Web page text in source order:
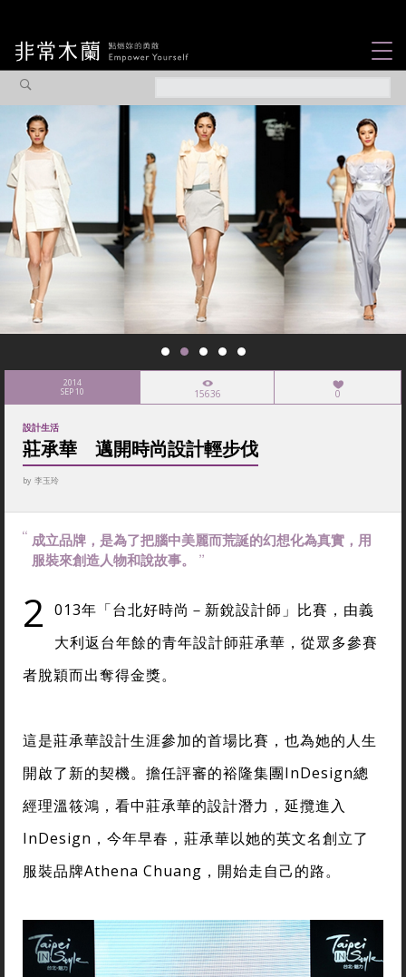
觀點專欄
焦點企劃
社會企業
認識我們
2014
SEP 10 15636 0
設計生活
莊承華 邁開時尚設計輕步伐
by 李玉玲
成立品牌，是為了把腦中美麗而荒誕的幻想化為真實，用
服裝來創造人物和說故事。
2 013年「台北好時尚－新銳設計師」比賽，由義
大利返台年餘的青年設計師莊承華，從眾多參賽
者脫穎而出奪得金獎。
這是莊承華設計生涯參加的首場比賽，也為她的人生
開啟了新的契機。擔任評審的裕隆集團InDesign總
經理溫筱鴻，看中莊承華的設計潛力，延攬進入
InDesign，今年早春，莊承華以她的英文名創立了
服裝品牌Athena Chuang，開始走自己的路。